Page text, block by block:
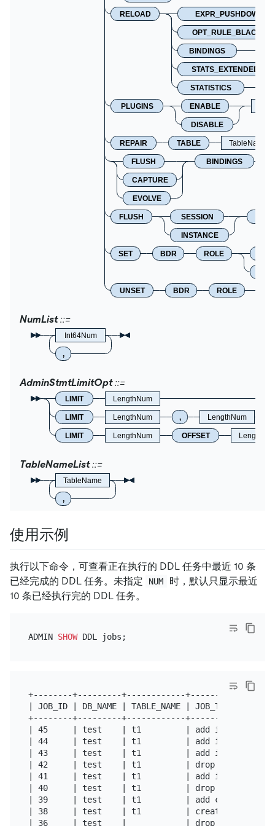
RELOAD
BINDINGS
STATS_EXTENDED
STATISTICS
PLUGINS ENABLE
DISABLE
REPAIR TABLE TableName
FLUSH
CAPTURE
EVOLVE
BINDINGS
FLUSH SESSION
INSTANCE
SET BDR ROLE
UNSET BDR ROLE
NumList
Int64Num
,
AdminStmtLimitOpt
LIMIT LengthNum
LIMIT LengthNum , LengthNum
LIMIT LengthNum OFFSET
TableNameList
TableName
,
使用示例
执行以下命令，可查看正在执行的 DDL 任务中最近 10 条
已经完成的 DDL 任务。未指定
NUM
时，默认只显示最近
10 条已经执行完的 DDL 任务。
ADMIN SHOW
+--------+---------+------------+---------------
| JOB_ID | DB_NAME | TABLE_NAME |
+--------+---------+------------+---------------
| 45     | test    | t1         | add index     |
| 44     | test    | t1         | add index     |
| 43     | test    | t1         | add index     |
| 42     | test    | t1         | drop index    |
| 41     | test    | t1         | add index     |
| 40     | test    | t1         | drop column   |
| 39     | test    | t1         | add column    |
| 38     | test    | t1         | create table  |
| 36     | test    |            | drop table    |